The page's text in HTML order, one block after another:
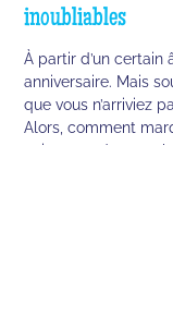
inoubliables
À partir d’un
anniversaire. Mais
que vous n’arriviez
Alors, comment
naissance de votre